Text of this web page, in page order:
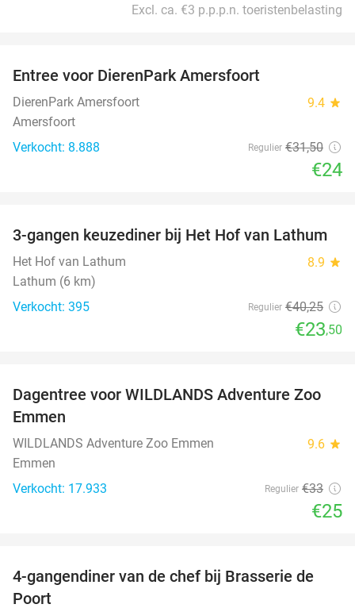
Excl. ca. €3 p.p.p.n. toeristenbelasting
Entree voor DierenPark Amersfoort
DierenPark Amersfoort 9.4 star
Amersfoort
Verkocht: 8.888
Regulier €31,50
€24
42%
3-gangen keuzediner bij Het Hof van Lathum
Het Hof van Lathum 8.9 star
Lathum (6 km)
Verkocht: 395
Regulier €40,25
€23,50
24%
Dagentree voor WILDLANDS Adventure Zoo
Emmen
WILDLANDS Adventure Zoo Emmen 9.6 star
Emmen
Verkocht: 17.933
Regulier €33
€25
31%
4-gangendiner van de chef bij Brasserie de
Poort